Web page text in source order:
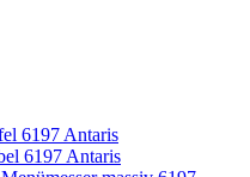
6197 Antaris
6197 Antaris